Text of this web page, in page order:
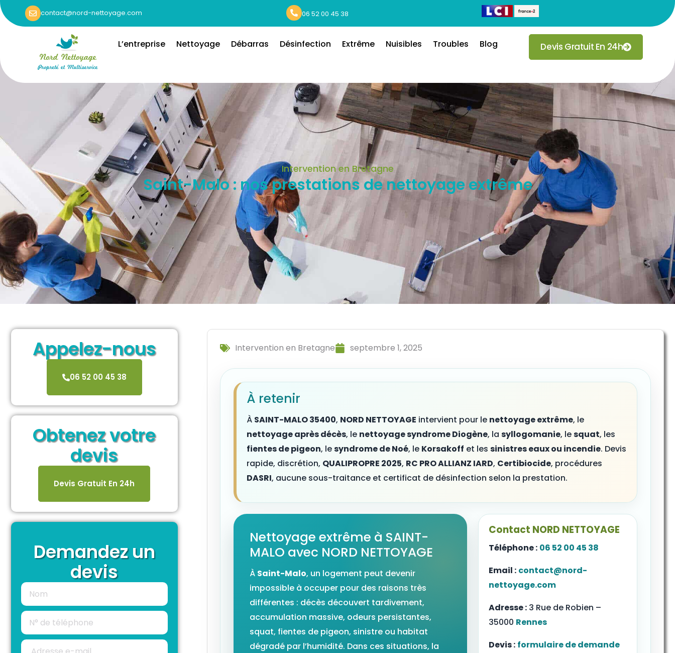
contact@nord-nettoyage.com 06 52 00 45 38
L’entreprise Nettoyage Débarras Désinfection Extrême Nuisibles Troubles Blog Devis Gratuit En 24h
Intervention en Bretagne
Saint-Malo : nos prestations de nettoyage extrême
Appelez-nous
06 52 00 45 38
Obtenez votre
devis
Devis Gratuit En 24h
Demandez un
devis
Intervention en Bretagne septembre 1, 2025
À retenir
À SAINT-MALO 35400, NORD NETTOYAGE intervient pour le nettoyage extrême, le
nettoyage après décès, le nettoyage syndrome Diogène, la syllogomanie, lesquat, les
fientes de pigeon, lesyndrome de Noé, le Korsakoff et les sinistres eaux ou incendie. Devis
rapide, discrétion, QUALIPROPRE 2025, RC PRO ALLIANZ IARD, Certibiocide, procédures
DASRI, aucune sous-traitance et certificat de désinfection selon la prestation.
Nettoyage extrême à SAINT-
MALO avec NORD NETTOYAGE
À Saint-Malo, un logement peut devenir
impossible à occuper pour des raisons très
différentes : décès découvert tardivement,
accumulation massive, odeurs persistantes,
squat, fientes de pigeon, sinistre ou habitat
dégradé par l’humidité. Dans ces situations, la
Contact NORD NETTOYAGE
Téléphone : 06 52 00 45 38
Email : contact@nord-
nettoyage.com
Adresse : 3 Rue de Robien –
35000 Rennes
Devis : formulaire de demande